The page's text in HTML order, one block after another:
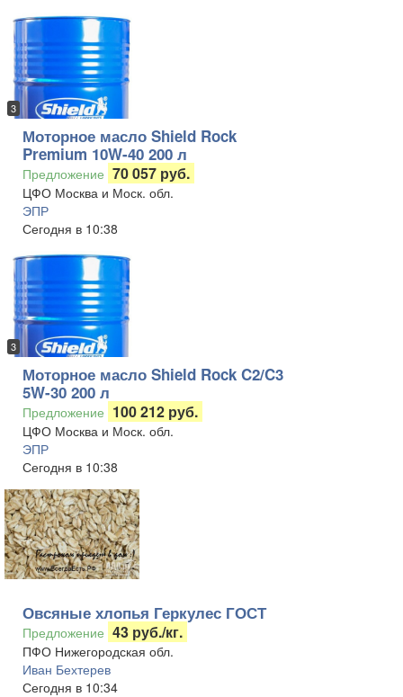
3
Моторное масло Shield Rock
Premium 10W-40 200 л
Предложение 70 057 руб.
ЦФО Москва и Моск. обл.
ЭПР
Сегодня в 10:38
3
Моторное масло Shield Rock C2/C3
5W-30 200 л
Предложение 100 212 руб.
ЦФО Москва и Моск. обл.
ЭПР
Сегодня в 10:38
Овсяные хлопья Геркулес ГОСТ
Предложение 43 руб./кг.
ПФО Нижегородская обл.
Иван Бехтерев
Сегодня в 10:34